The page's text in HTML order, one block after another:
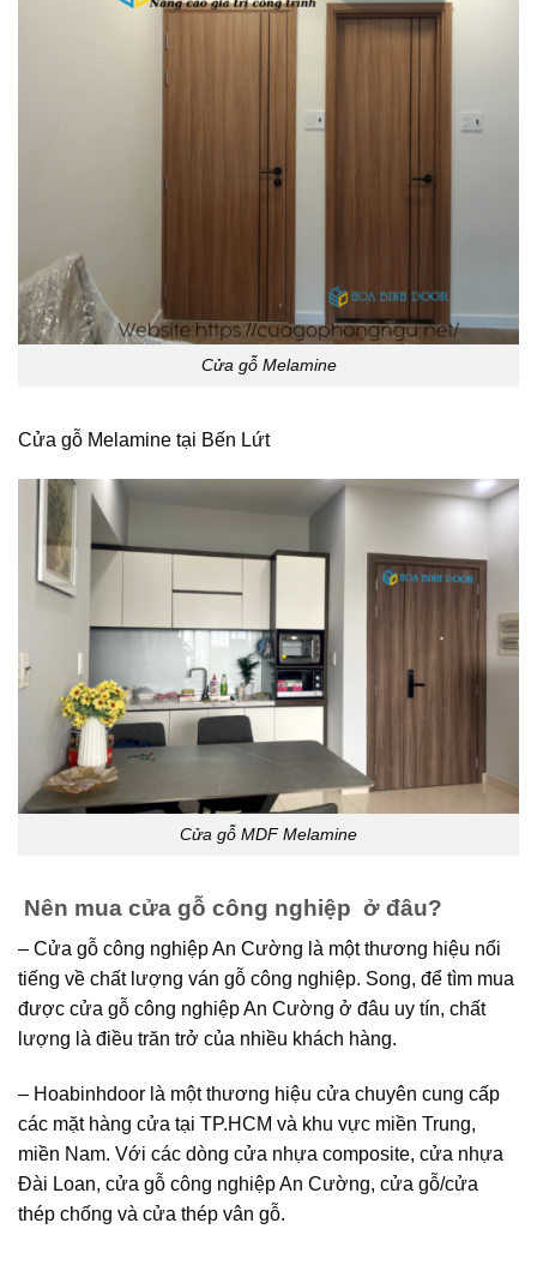
Cửa gỗ Melamine
Cửa gỗ Melamine tại Bến Lứt
Cửa gỗ MDF Melamine
Nên mua cửa gỗ công nghiệp ở đâu?
– Cửa gỗ công nghiệp An Cường là một thương hiệu nổi
tiếng về chất lượng ván gỗ công nghiệp. Song, để tìm mua
được cửa gỗ công nghiệp An Cường ở đâu uy tín, chất
lượng là điều trăn trở của nhiều khách hàng.
– Hoabinhdoor là một thương hiệu cửa chuyên cung cấp
các mặt hàng cửa tại TP.HCM và khu vực miền Trung,
miền Nam. Với các dòng cửa nhựa composite, cửa nhựa
Đài Loan, cửa gỗ công nghiệp An Cường, cửa gỗ/cửa
thép chống và cửa thép vân gỗ.